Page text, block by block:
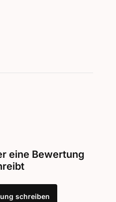
eine Bewertung
schreiben